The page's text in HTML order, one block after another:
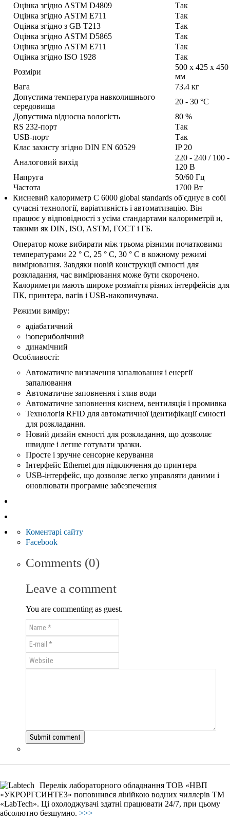
Оцінка згідно ASTM D4809
Так
Оцінка згідно ASTM E711
Так
Оцінка згідно з GB T213
Так
Оцінка згідно ASTM D5865
Так
Оцінка згідно ASTM E711
Так
Оцінка згідно ISO 1928
Так
Розміри
500 x 425 x 450
мм
Вага
73.4 кг
Допустима температура навколишнього
середовища
20 - 30 °C
Допустима відносна вологість
80 %
RS 232-порт
Так
USB-порт
Так
Клас захисту згідно DIN EN 60529
IP 20
Аналоговий вихід
220 - 240 / 100 -
120 В
Напруга
50/60 Гц
Частота
1700 Вт
Кисневий калориметр C 6000 global standards об'єднує в собі
сучасні технології, варіативність і автоматизацію. Він
працює у відповідності з усіма стандартами калориметрії и,
такими як DIN, ISO, ASTM, ГОСТ і ГБ.
Оператор може вибирати між трьома різними початковими
температурами 22 ° C, 25 ° C, 30 ° C в кожному режимі
вимірювання. Завдяки новій конструкції ємності для
розкладання, час вимірювання може бути скорочено.
Калориметри мають широке розмаїття різних інтерфейсів для
ПК, принтера, вагів і USB-накопичувача.
Режими виміру:
адіабатичний
ізопериболічний
динамічний
Особливості:
Автоматичне визначення запалювання і енергії
запалювання
Автоматичне заповнення і злив води
Автоматичне заповнення киснем, вентиляція і промивка
Технологія RFID для автоматичної ідентифікації ємності
для розкладання.
Новий дизайн ємності для розкладання, що дозволяє
швидше і легше готувати зразки.
Просте і зручне сенсорне керування
Інтерфейс Ethernet для підключення до принтера
USB-інтерфейс, що дозволяє легко управляти даними і
оновлювати програмне забезпечення
Коментарі сайту
Facebook
Comments (0)
Leave a comment
You are commenting as guest.
Перелік лабораторного обладнання ТОВ «НВП
«УКРОРГСИНТЕЗ» поповнився лінійкою водних чиллерів ТМ
«LabTech». Ці охолоджувачі здатні працювати 24/7, при цьому
абсолютно безшумно. >>>